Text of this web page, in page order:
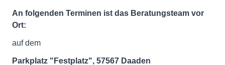
An folgenden Terminen ist das Beratungsteam vor
Ort:
auf dem
Parkplatz "Festplatz", 57567 Daaden